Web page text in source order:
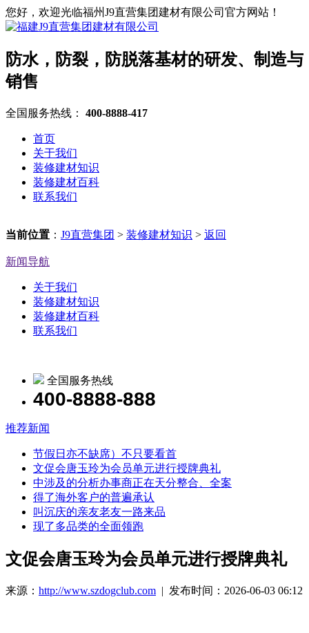
您好，欢迎光临福州J9直营集团建材有限公司官方网站！
防水，防裂，防脱落基材的研发、制造与
销售
全国服务热线： 400-8888-417
首页
关于我们
装修建材知识
装修建材百科
联系我们
当前位置 ： J9直营集团 > 装修建材知识 > 返回
新闻导航
关于我们
装修建材知识
装修建材百科
联系我们
全国服务热线
400-8888-888
推荐新闻
节假日亦不缺席）不只要看首
文促会唐玉玲为会员单元进行授牌典礼
中涉及的分析办事商正在天分整合、全案
得了海外客户的普遍承认
叫沉庆的亲友老友一路来品
现了多品类的全面领跑
文促会唐玉玲为会员单元进行授牌典礼
来源： http://www.szdogclub.com | 发布时间：2026-06-03 06:12